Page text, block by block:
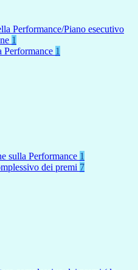
Performance/Piano esecutivo
1
Performance 1
sulla Performance 1
dei premi 7